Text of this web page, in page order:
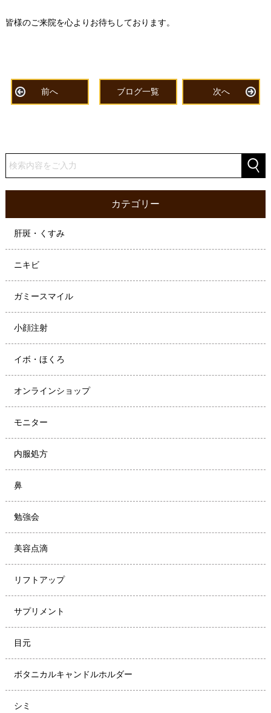
皆様のご来院を心よりお待ちしております。
前へ ブログ一覧 次へ
カテゴリー
肝斑・くすみ
ニキビ
ガミースマイル
小顔注射
イボ・ほくろ
オンラインショップ
モニター
内服処方
鼻
勉強会
美容点滴
リフトアップ
サプリメント
目元
ボタニカルキャンドルホルダー
シミ